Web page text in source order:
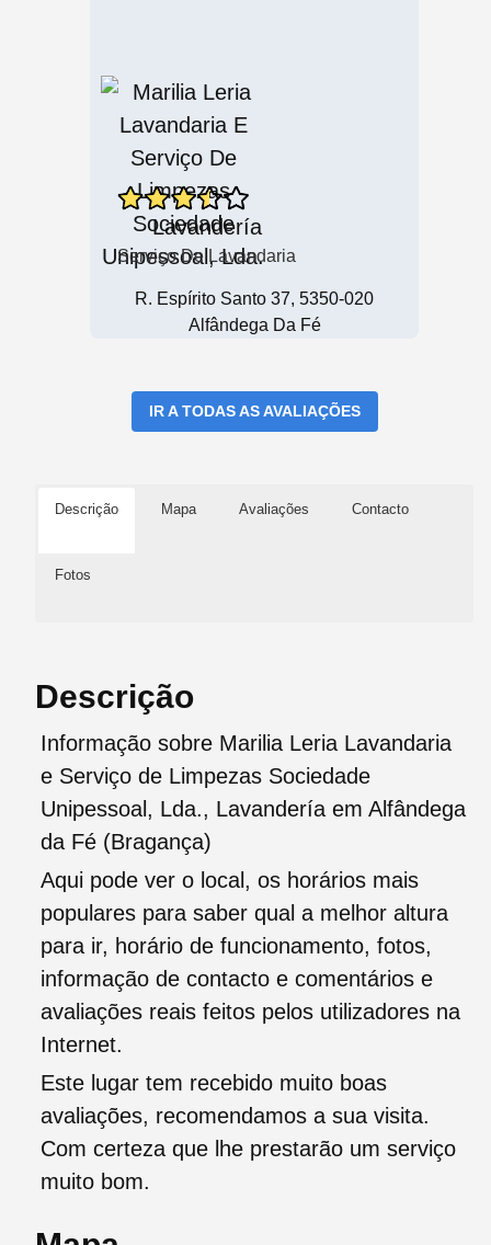
Lavandería
Serviço De Lavandaria
R. Espírito Santo 37, 5350-020
Alfândega Da Fé
IR A TODAS AS AVALIAÇÕES
Descrição Mapa Avaliações Contacto
Fotos
Descrição
Informação sobre Marilia Leria Lavandaria
e Serviço de Limpezas Sociedade
Unipessoal, Lda., Lavandería em Alfândega
da Fé (Bragança)
Aqui pode ver o local, os horários mais
populares para saber qual a melhor altura
para ir, horário de funcionamento, fotos,
informação de contacto e comentários e
avaliações reais feitos pelos utilizadores na
Internet.
Este lugar tem recebido muito boas
avaliações, recomendamos a sua visita.
Com certeza que lhe prestarão um serviço
muito bom.